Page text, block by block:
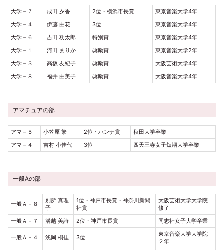
大学－７ 成田 夕香 2位・横浜市長賞
東京音楽大学4年
大学－４
伊藤 由花 3位
東京音楽大学4年
大学－６
吉田 功太郎 特別賞
東京音楽大学4年
大学－１
河田 まりか 奨励賞
東京音楽大学2年
大学－３
高坂 友紀子 奨励賞
大阪芸術大学4年
大学－８
福井 由美子 奨励賞 大阪音楽大学4年
アマチュアの部
アマ－５ 小笠原 繁 2位・ハンナ賞
秋田大学卒業
アマ－４
吉村 小佳代 3位 四天王寺女子短期大学卒業
一般Aの部
一般Ａ－８
別所 真理
子
1位・神戸市長賞・神奈川新聞
社賞
大阪芸術大学大学院
修了
一般Ａ－７
溝越 美詩 2位・神戸市長賞 同志社女子大学卒業
一般Ａ－４ 浅岡 桐佳 3位
東京音楽大学大学院
２年